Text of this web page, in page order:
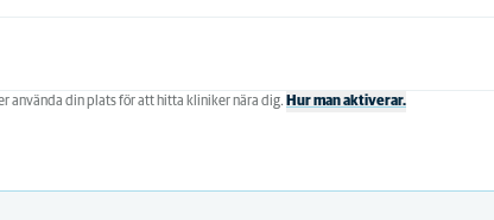
använda din plats för att hitta kliniker nära dig. Hur man aktiverar.